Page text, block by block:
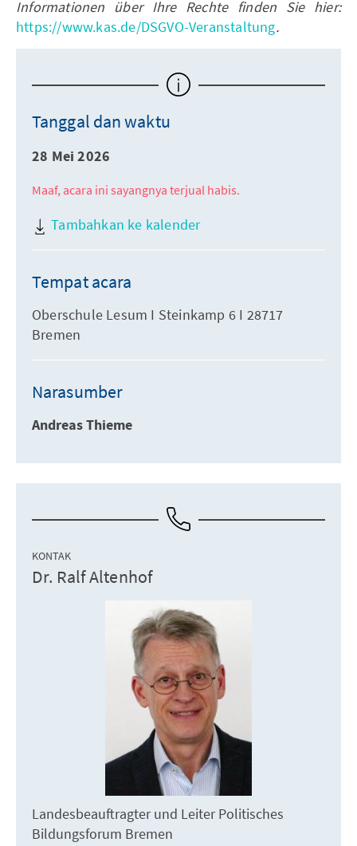
Informationen über Ihre Rechte finden Sie hier:
https://www.kas.de/DSGVO-Veranstaltung.
Tanggal dan waktu
28 Mei 2026
Maaf, acara ini sayangnya terjual habis.
Tambahkan ke kalender
Tempat acara
Oberschule Lesum I Steinkamp 6 I 28717
Bremen
Narasumber
Andreas Thieme
KONTAK
Dr. Ralf Altenhof
Landesbeauftragter und Leiter Politisches
Bildungsforum Bremen